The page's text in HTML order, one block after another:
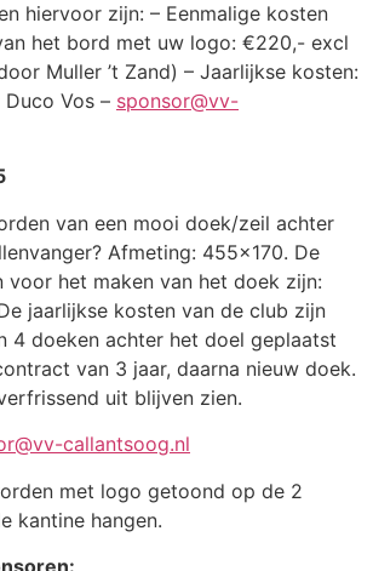
hiervoor zijn: – Eenmalige kosten
het bord met uw logo: €220,- excl
Muller ’t Zand) – Jaarlijkse kosten:
Vos – sponsor@vv-
van een mooi doek/zeil achter
Afmeting: 455×170. De
voor het maken van het doek zijn:
jaarlijkse kosten van de club zijn
4 doeken achter het doel geplaatst
van 3 jaar, daarna nieuw doek.
uit blijven zien.
callantsoog.nl
met logo getoond op de 2
kantine hangen.